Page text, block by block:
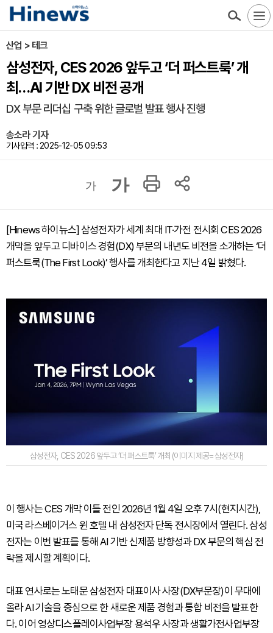
산업 > 테크
삼성전자, CES 2026 앞두고 ‘더 퍼스트룩’ 개
최…AI 기반 DX 비전 공개
DX 부문 리더십 구축 위한 글로벌 발표 행사 진행
송소라 기자
기사입력 : 2025-12-05 09:53
가 가
[Hinews 하이뉴스] 삼성전자가 세계 최대 IT·가전 전시회 CES 2026
개막을 앞두고 디바이스 경험(DX) 부문의 내년도 비전을 소개하는 ‘더
퍼스트룩(The First Look)’ 행사를 개최한다고 지난 4일 밝혔다.
삼성전자, CES 2026 앞두고 ‘더 퍼스트룩’ 개최 (이미지 제공=삼성전자)
이 행사는 CES 개막 이틀 전인 2026년 1월 4일 오후 7시(현지시간),
미국 라스베이거스 윈 호텔 내 삼성전자 단독 전시장에서 열린다. 삼성
전자는 이번 발표를 통해 AI 기반 신제품 방향성과 DX 부문의 핵심 전
략을 제시할 계획이다.
대표 연사로는 노태문 삼성전자 대표이사 사장(DX부문장)이 무대에
올라 AI 기술을 중심으로 한 새로운 제품 경험과 통합 비전을 발표한
다. 이어 영상디스플레이사업부장 용석우 사장과 생활가전사업부장